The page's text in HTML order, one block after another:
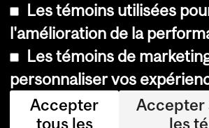
© Université McGill, 2026
Accessibilité
Avis sur les témoins
Paramètres des
Les témoins utilisées
l'amélioration de la
Les témoins de
personnaliser vos
Accepter
tous les
Accepter
les